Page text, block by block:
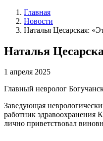
Главная
Новости
Наталья Цесарская:
Наталья
1 апреля 2025
Главный невролог
Заведующая
работник здравоохранения
лично приветствовал